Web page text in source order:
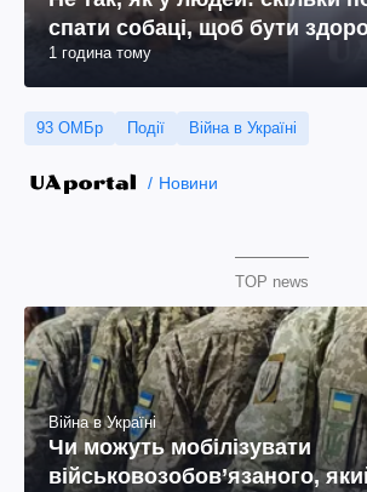
спати собаці, щоб бути
1 година тому
93 ОМБр Події Війна в Україні
Новини
TOP news
Війна в Україні
Чи можуть мобілізувати
військовозобов’язаного,